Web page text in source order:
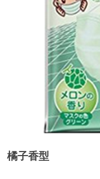
橘子香型